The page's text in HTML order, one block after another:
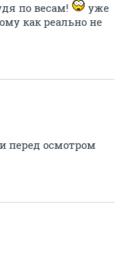
по весам!
уже
как реально не
перед осмотром